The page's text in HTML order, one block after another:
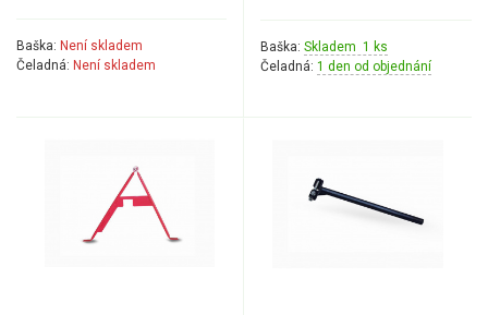
Baška: Není skladem
Čeladná: Není skladem
Baška: Skladem 1 ks
Čeladná: 1 den od objednání